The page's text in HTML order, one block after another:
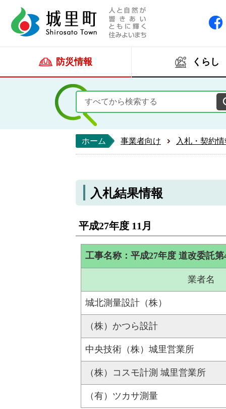
防災情報 くらし
ホーム 事業者向け 入札・契約
入札結果情報
平成27年度 11月
工事名称：平成27年度 道改委託
業者名
城北測量設計（株）
（株）かつら設計
中央技術（株）城里営業所
（株）コスモ計測 城里営業所
（有）ツカサ測量